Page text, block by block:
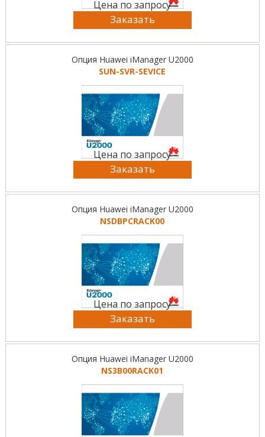
Цена по запросу
Заказать
Опция Huawei iManager U2000
SUN-SVR-SEVICE
Цена по запросу
Заказать
Опция Huawei iManager U2000
NSDBPCRACK00
Цена по запросу
Заказать
Опция Huawei iManager U2000
NS3B00RACK01